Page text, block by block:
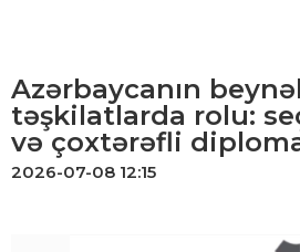
Azərbaycanın
təşkilatlarda rolu:
və çoxtərəfli
2026-07-08 12:15